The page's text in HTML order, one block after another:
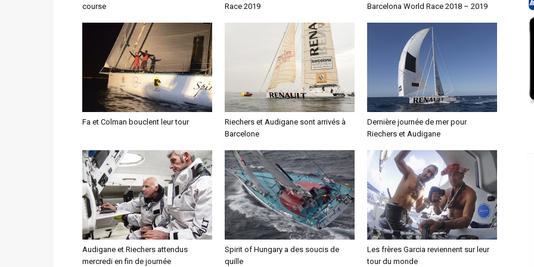
course Race 2019 Barcelona World Race 2018 – 2019
Fa et Colman bouclent leur tour
Riechers et Audigane sont arrivés à
Barcelone
Dernière journée de mer pour
Riechers et Audigane
Audigane et Riechers attendus
mercredi en fin de journée
Spirit of Hungary a des soucis de
quille
Les frères Garcia reviennent sur leur
tour du monde